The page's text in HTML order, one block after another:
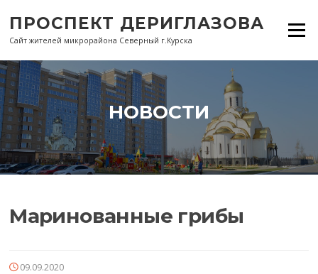
содержанию
ПРОСПЕКТ ДЕРИГЛАЗОВА
Сайт жителей микрорайона Северный г.Курска
Меню
НОВОСТИ
Маринованные грибы
09.09.2020